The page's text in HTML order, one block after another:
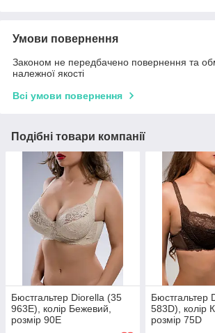
Умови повернення
Законом не передбачено повернення та
належної якості
Всі умови повернення
Подібні товари компанії
Бюстгальтер Diorella (35
963E), колір Бежевий,
розмір 90E
Бюстгальтер
583D), колір
розмір 75D